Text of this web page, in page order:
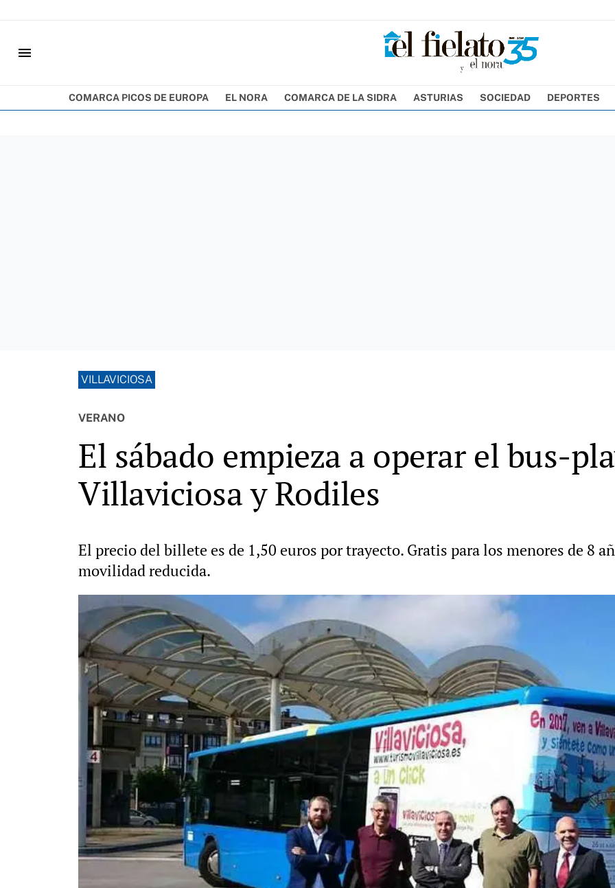
menu
COMARCA PICOS DE EUROPA EL NORA COMARCA DE LA SIDRA ASTURIAS SOCIEDAD DEPORTES
VILLAVICIOSA
VERANO
El sábado empieza a operar el bus-
Villaviciosa y Rodiles
El precio del billete es de 1,50 euros por trayecto. Gratis para los menores de 8
movilidad reducida.